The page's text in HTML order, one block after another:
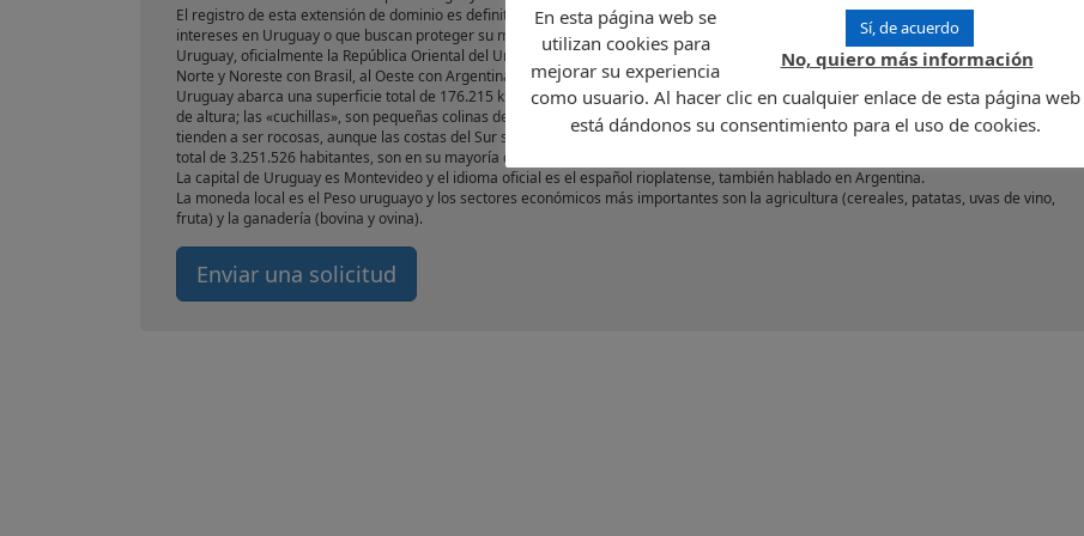
El registro de esta extensión de dominio es definitivamente un movimiento estratégico recomendado, para aquellas empresas con
intereses en Uruguay o que buscan proteger su marca registrada en el país.
Uruguay, oficialmente la República Oriental del Uruguay, es una república presidencial situada en el Sureste de América del Sur. Limita al
Norte y Noreste con Brasil, al Oeste con Argentina, al Sur con el Océano Atlántico.
Uruguay abarca una superficie total de 176.215 km², compuesta principalmente de extensas llanuras fértiles con un promedio de 100 m
de altura; las «cuchillas», son pequeñas colinas de no mucho más de 500 m, que se divisan por encima de las llanuras. Las zonas costeras
tienden a ser rocosas, aunque las costas del Sur son de arena; los bancos de arena dan lugar a zonas de lagunas. Las cifras de población
total de 3.251.526 habitantes, son en su mayoría descendientes de inmigrantes europeos.
La capital de Uruguay es Montevideo y el idioma oficial es el español rioplatense, también hablado en Argentina.
La moneda local es el Peso uruguayo y los sectores económicos más importantes son la agricultura (cereales, patatas, uvas de vino,
fruta) y la ganadería (bovina y ovina).
Enviar una solicitud
Sí, de acuerdo
No, quiero más información
En esta página web se
utilizan cookies para
mejorar su experiencia
como usuario. Al hacer clic en cualquier enlace de esta página web
está dándonos su consentimiento para el uso de cookies.